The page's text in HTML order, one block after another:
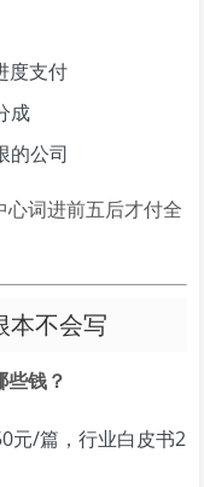
度支付
成
的公司
词进前五后才付全
本不会写
些钱？
元/篇，行业白皮书2